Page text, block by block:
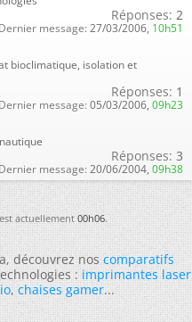
Réponses: 2
Dernier message: 27/03/2006, 10h51
bioclimatique, isolation et
Réponses: 1
Dernier message: 05/03/2006, 09h23
Réponses: 3
Dernier message: 20/06/2004, 09h38
actuellement00h06.
découvrez noscomparatifs
:imprimantes laser
,chaises gamer...